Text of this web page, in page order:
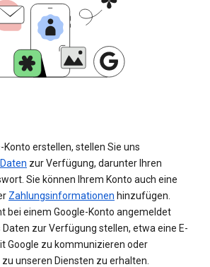
Konto erstellen, stellen Sie uns
zur Verfügung, darunter Ihren
Sie können Ihrem Konto auch eine
Zahlungsinformationen hinzufügen.
bei einem Google-Konto angemeldet
Daten zur Verfügung stellen, etwa eine E-
Google zu kommunizieren oder
unseren Diensten zu erhalten.